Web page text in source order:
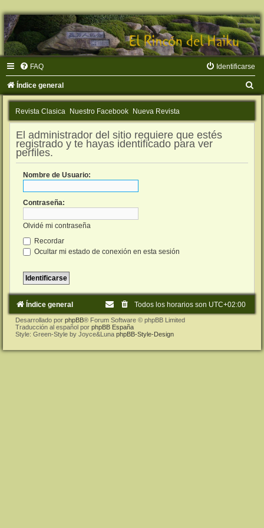
FAQ Identificarse
Índice general
u
Revista Clasica Nuestro Facebook Nueva Revista
El administrador del sitio requiere que estés
registrado y te hayas identificado para ver
perfiles.
Nombre de Usuario:
Contraseña:
Olvidé mi contraseña
Recordar
Ocultar mi estado de conexión en esta sesión
Índice general Todos los horarios son UTC+02:00
Desarrollado por phpBB® Forum Software © phpBB Limited
Traducción al español por phpBB España
Style: Green-Style by Joyce&Luna phpBB-Style-Design